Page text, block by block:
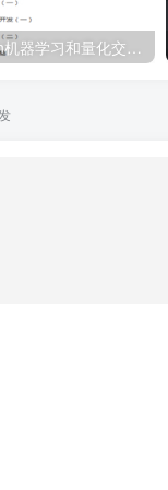
玩转Python机器学习和量化交易视频教程